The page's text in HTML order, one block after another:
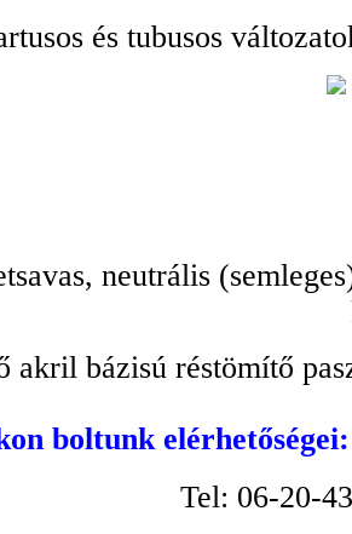
és tubusos
neutrális
akril bázisú réstömítő
boltunk
Tel: 06-20-